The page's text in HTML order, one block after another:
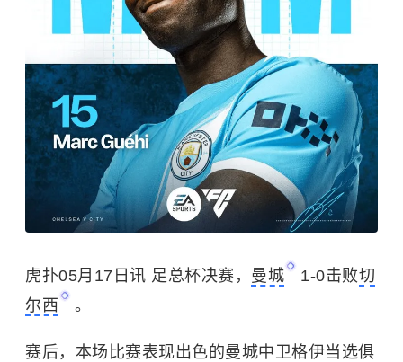
虎扑05月17日讯 足总杯决赛， 曼城 1-0击败切
尔西
。
赛后，本场比赛表现出色的曼城中卫格伊当选俱